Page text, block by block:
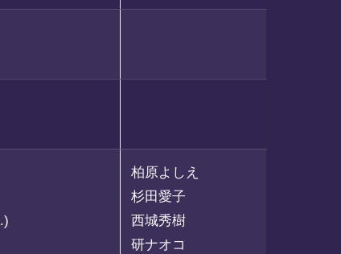
柏原よしえ
杉田愛子
西城秀樹
研ナオコ